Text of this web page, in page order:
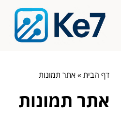
דף הבית»אתר תמונות
אתר תמונות